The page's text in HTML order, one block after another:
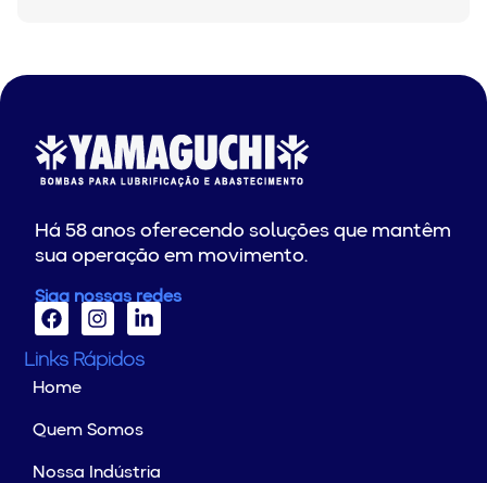
Há 58 anos oferecendo soluções que mantêm
sua operação em movimento.
Siga nossas redes
Links Rápidos
Home
Quem Somos
Nossa Indústria